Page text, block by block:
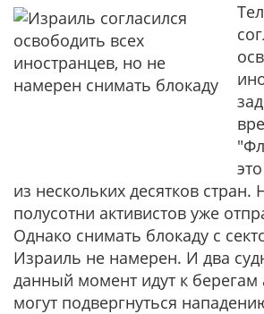
из нескольких десятков стран.
полусотни активистов уже
Однако снимать блокаду с
Израиль не намерен. И два
данный момент идут к берегам
могут подвергнуться